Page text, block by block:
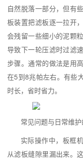
自然脱落一部分，但有
板装置把滤板逐一拉开
会残留一些细小的泥颗
导致下一轮压滤时过滤
步骤。通常的做法是用
在5到8兆帕左右。有些
时长，省时省力。
常见问题与日常维
实际操作中，板框
从滤板缝隙里漏出来。